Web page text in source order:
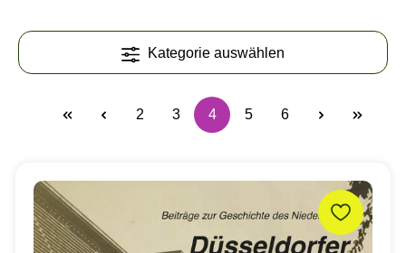
Kategorie auswählen
Seite
2
Seite
3
Seite
4
Seite
5
Seite
6